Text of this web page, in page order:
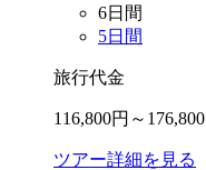
6日間
5日間
旅行代金
116,800円～ 176,800
ツアー詳細を見る